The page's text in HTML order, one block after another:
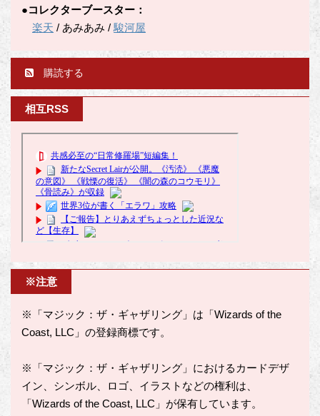
●コレクターブースター：
楽天 / あみあみ /駿河屋
購読する
相互RSS
※注意
※「マジック：ザ・ギャザリング」は「Wizards of the
Coast, LLC」の登録商標です。
※「マジック：ザ・ギャザリング」におけるカードデザ
イン、シンボル、ロゴ、イラストなどの権利は、
「Wizards of the Coast, LLC」が保有しています。